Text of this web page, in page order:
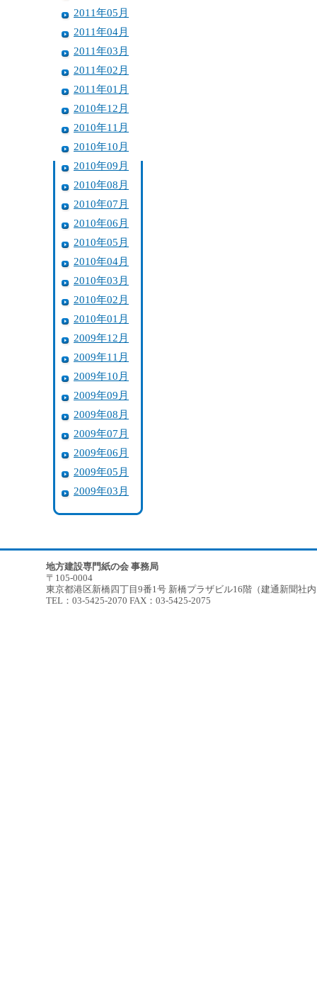
2011年05月
2011年04月
2011年03月
2011年02月
2011年01月
2010年12月
2010年11月
2010年10月
2010年09月
2010年08月
2010年07月
2010年06月
2010年05月
2010年04月
2010年03月
2010年02月
2010年01月
2009年12月
2009年11月
2009年10月
2009年09月
2009年08月
2009年07月
2009年06月
2009年05月
2009年03月
地方建設専門紙の会 事務局
〒105-0004
東京都港区新橋四丁目9番1号 新橋プラザビル16階（建通新聞社
TEL：03-5425-2070 FAX：03-5425-2075